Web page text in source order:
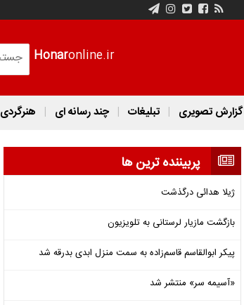
Honaronline.ir
گزارش تصویری تبلیغات چند رسانه ای هنرگردی
پربیننده ترین ها
ژیلا هدائی درگذشت
بازگشت مازیار لرستانی به تلویزیون
پیکر ابوالقاسم قاسم‌زاده به سمت منزل ابدی بدرقه شد
«آسیمه سر» منتشر شد